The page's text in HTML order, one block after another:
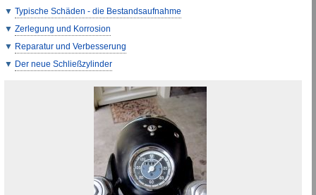
Typische Schäden - die Bestandsaufnahme
Zerlegung und Korrosion
Reparatur und Verbesserung
Der neue Schließzylinder